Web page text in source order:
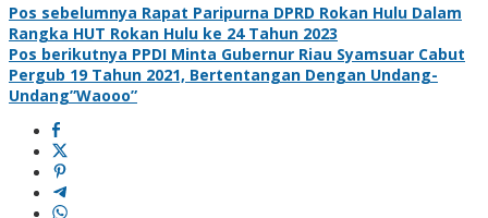
Pos sebelumnya Rapat Paripurna DPRD Rokan Hulu Dalam
Rangka HUT Rokan Hulu ke 24 Tahun 2023
Pos berikutnya PPDI Minta Gubernur Riau Syamsuar Cabut
Pergub 19 Tahun 2021, Bertentangan Dengan Undang-
Undang”Waooo”